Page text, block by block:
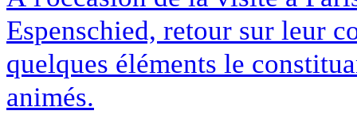
Espenschied, retour sur leur
quelques éléments le
animés.